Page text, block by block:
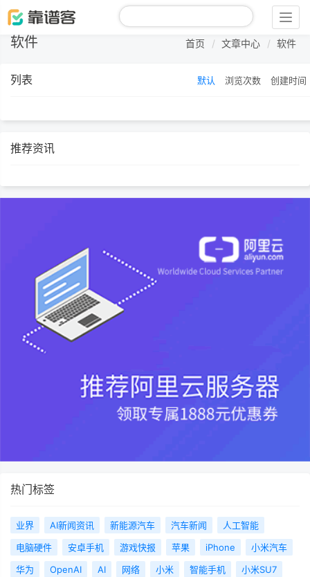
软件 首页 文章中心 软件
列表 默认 浏览次数 创建时间
推荐资讯
热门标签
业界 AI新闻资讯 新能源汽车 汽车新闻
人工智能
电脑硬件
安卓手机 游戏快报 苹果 iPhone
小米汽车
华为
OpenAI AI 网络 小米 智能手机
小米SU7